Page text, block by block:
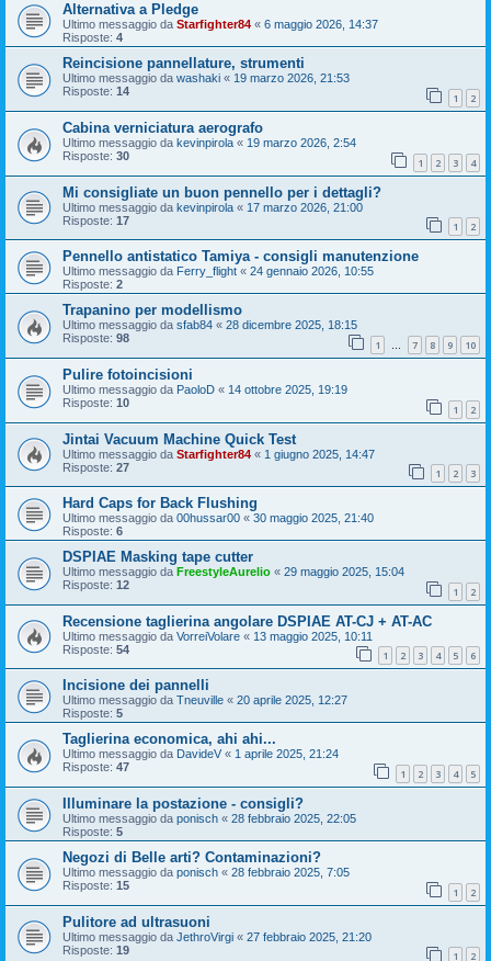
Alternativa a Pledge
Ultimo messaggio da Starfighter84 « 6 maggio 2026, 14:37
Risposte: 4
Reincisione pannellature, strumenti
Ultimo messaggio da washaki « 19 marzo 2026, 21:53
Risposte: 14 1 2
Cabina verniciatura aerografo
Ultimo messaggio da kevinpirola « 19 marzo 2026, 2:54
Risposte: 30 1 2 3 4
Mi consigliate un buon pennello per i dettagli?
Ultimo messaggio da kevinpirola « 17 marzo 2026, 21:00
Risposte: 17 1 2
Pennello antistatico Tamiya - consigli manutenzione
Ultimo messaggio da Ferry_flight « 24 gennaio 2026, 10:55
Risposte: 2
Trapanino per modellismo
Ultimo messaggio da sfab84 « 28 dicembre 2025, 18:15
Risposte: 98 1 … 7 8 9 10
Pulire fotoincisioni
Ultimo messaggio da PaoloD « 14 ottobre 2025, 19:19
Risposte: 10 1 2
Jintai Vacuum Machine Quick Test
Ultimo messaggio da Starfighter84 « 1 giugno 2025, 14:47
Risposte: 27 1 2 3
Hard Caps for Back Flushing
Ultimo messaggio da 00hussar00 « 30 maggio 2025, 21:40
Risposte: 6
DSPIAE Masking tape cutter
Ultimo messaggio da FreestyleAurelio « 29 maggio 2025, 15:04
Risposte: 12 1 2
Recensione taglierina angolare DSPIAE AT-CJ + AT-AC
Ultimo messaggio da VorreiVolare « 13 maggio 2025, 10:11
Risposte: 54 1 2 3 4 5 6
Incisione dei pannelli
Ultimo messaggio da Tneuville « 20 aprile 2025, 12:27
Risposte: 5
Taglierina economica, ahi ahi...
Ultimo messaggio da DavideV « 1 aprile 2025, 21:24
Risposte: 47 1 2 3 4 5
Illuminare la postazione - consigli?
Ultimo messaggio da ponisch « 28 febbraio 2025, 22:05
Risposte: 5
Negozi di Belle arti? Contaminazioni?
Ultimo messaggio da ponisch « 28 febbraio 2025, 7:05
Risposte: 15 1 2
Pulitore ad ultrasuoni
Ultimo messaggio da JethroVirgi « 27 febbraio 2025, 21:20
Risposte: 19 1 2